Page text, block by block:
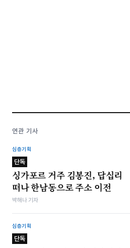
연관 기사
심층기획
단독
싱가포르 거주 김봉진, 답십리
떠나 한남동으로 주소 이전
박해나 기자
심층기획
단독